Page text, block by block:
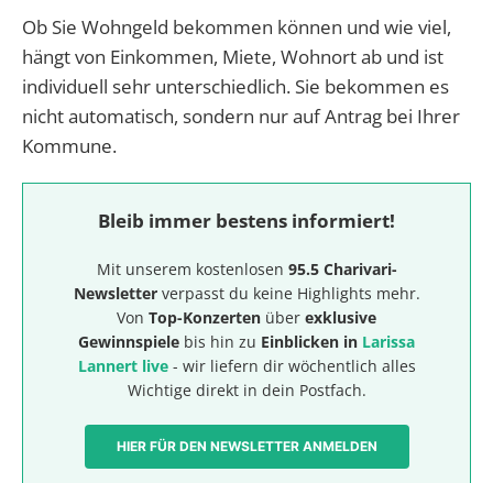
Ob Sie Wohngeld bekommen können und wie viel,
hängt von Einkommen, Miete, Wohnort ab und ist
individuell sehr unterschiedlich. Sie bekommen es
nicht automatisch, sondern nur auf Antrag bei Ihrer
Kommune.
Bleib immer bestens informiert!
Mit unserem kostenlosen 95.5 Charivari-
Newsletterverpasst du keine Highlights mehr.
Von Top-Konzerten über exklusive
Gewinnspiele bis hin zu Einblicken in Larissa
Lannert live- wir liefern dir wöchentlich alles
Wichtige direkt in dein Postfach.
HIER FÜR DEN NEWSLETTER ANMELDEN